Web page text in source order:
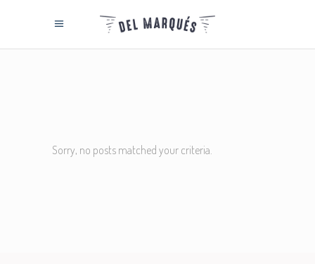
Sorry, no posts matched your criteria.